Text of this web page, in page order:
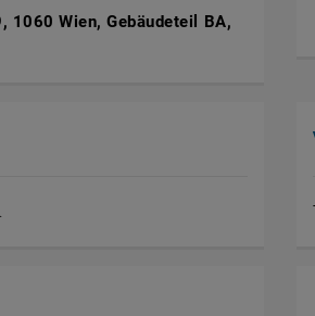
1060 Wien, Gebäudeteil BA,
, öffnet eine externe URL in einem neuen
.